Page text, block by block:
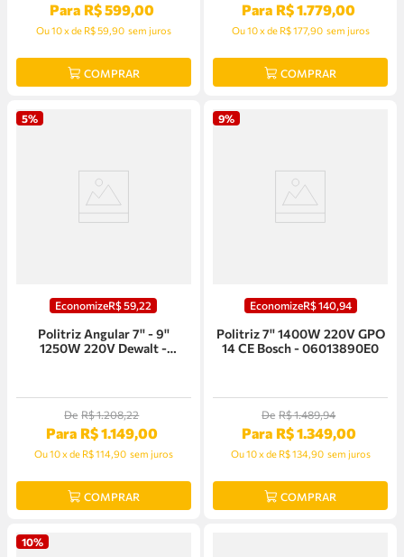
Para R$599,00
Ou10xde R$ 59,90 sem juros
COMPRAR
Para R$1.779,00
Ou10xde R$ 177,90 sem juros
COMPRAR
5%
EconomizeR$ 59 ,22
Politriz Angular 7'' - 9''
1250W 220V Dewalt -
De R$1.208,22
Para R$1.149,00
Ou10xde R$ 114,90 sem juros
COMPRAR
9%
EconomizeR$140, 94
Politriz 7'' 1400W 220V GPO
14 CE Bosch - 06013890E0
De R$1.489,94
Para R$1.349,00
Ou10xde R$ 134,90 sem juros
COMPRAR
10%